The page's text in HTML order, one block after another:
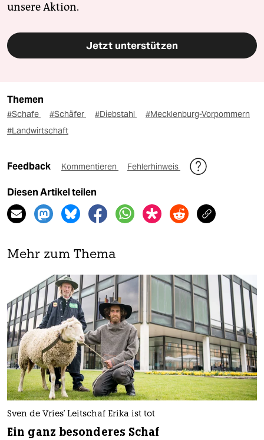
unsere Aktion.
Jetzt unterstützen
Themen
#Schafe #Schäfer #Diebstahl
#Mecklenburg-Vorpommern
#Landwirtschaft
Feedback Kommentieren Fehlerhinweis
Diesen Artikel teilen
Mehr zum Thema
Sven de Vries' Leitschaf Erika ist tot
Ein ganz besonderes Schaf